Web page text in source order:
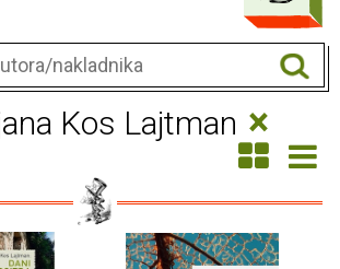
Kos Lajtman ×